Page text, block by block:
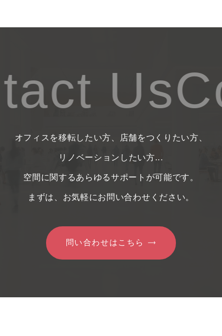
Us
オフィスを移転したい方、店舗をつくりたい方、
リノベーションしたい方...
空間に関するあらゆるサポートが可能です。
まずは、お気軽にお問い合わせください。
問い合わせはこちら